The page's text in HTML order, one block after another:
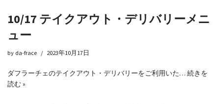
ッ
プ
10/17 テイクアウト・デリバリーメニ
ュー
by da-frace 2023年10月17日
ダフラーチェのテイクアウト・デリバリーをご利用いた… 続きを
読む »